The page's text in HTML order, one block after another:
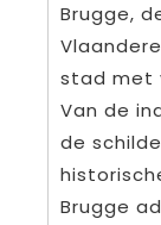
Brugge,
stad met
Van de
de
Brugge